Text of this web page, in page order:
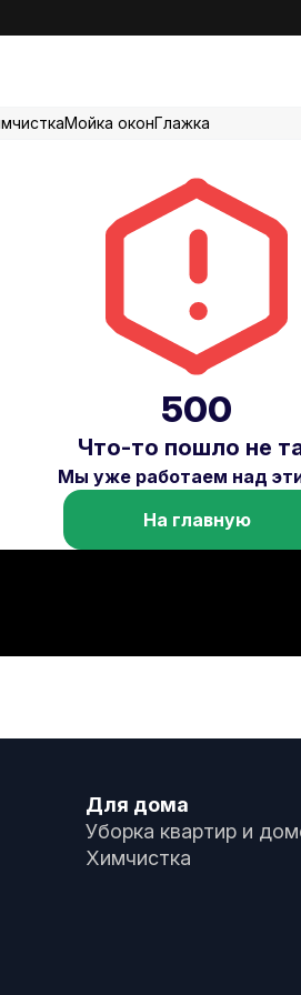
Мойка оконГлажка
500
Что-то пошло не
Мы уже работаем над
На главную
Для дома
Уборка квартир и
Химчистка